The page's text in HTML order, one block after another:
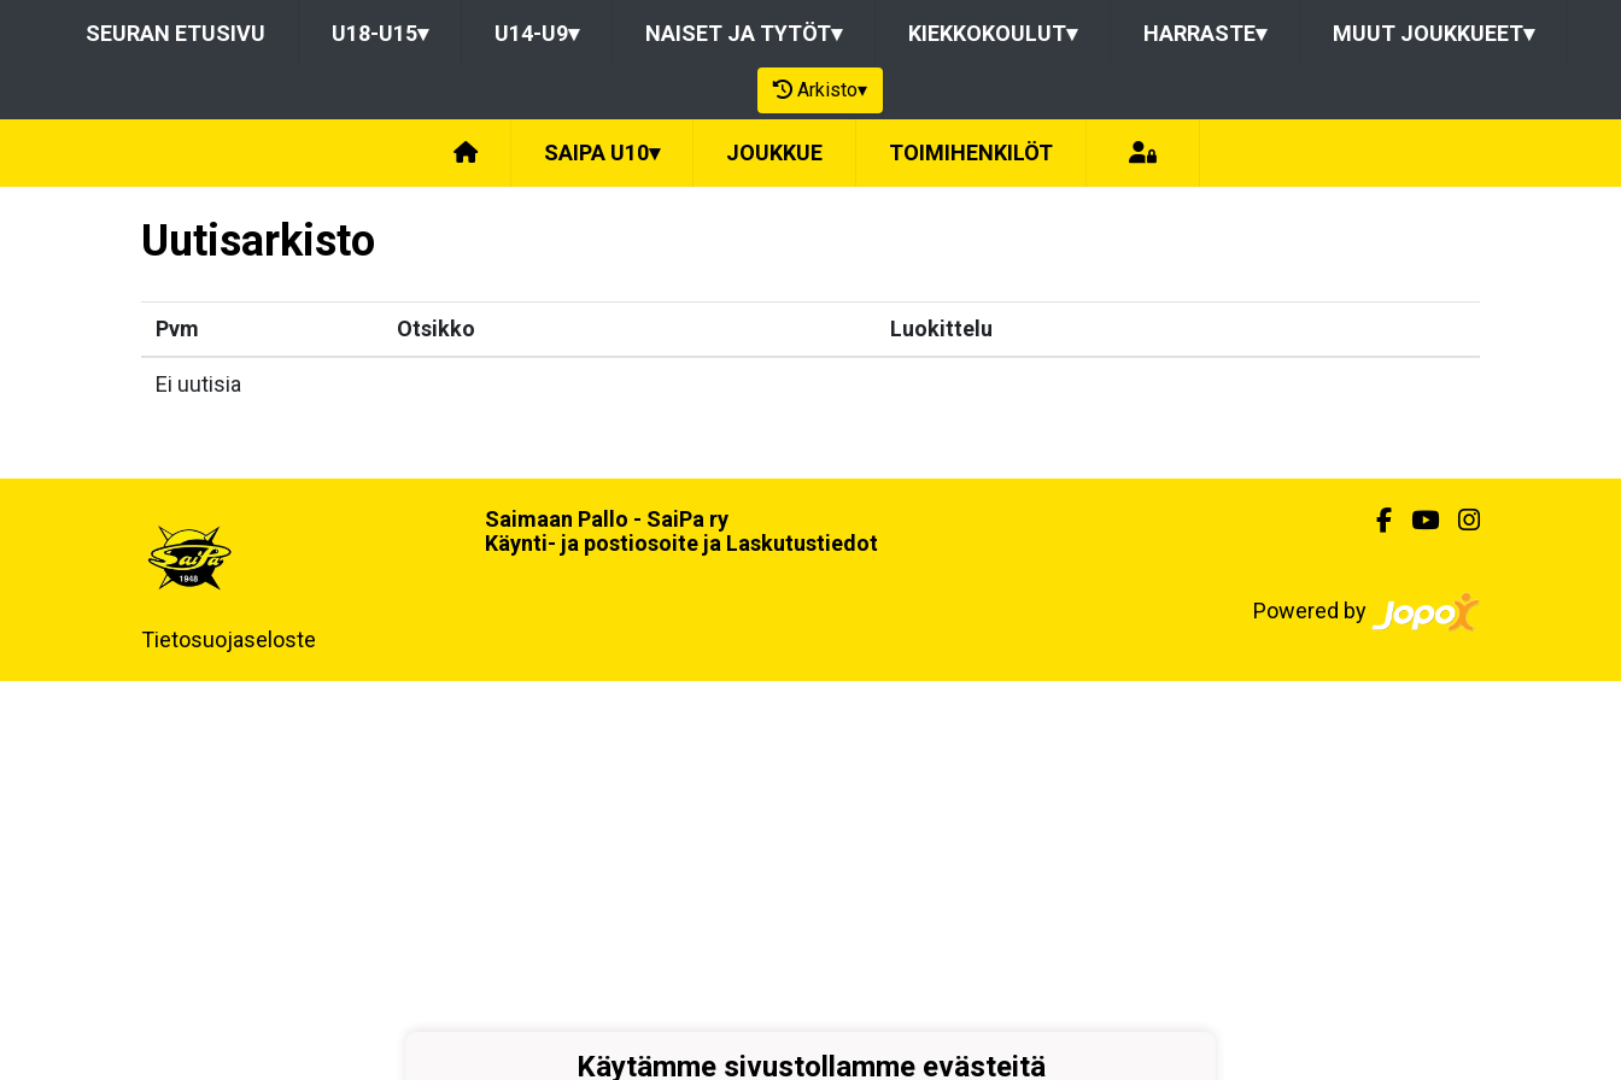
SEURAN ETUSIVU U18-U15▾ U14-U9▾ NAISET JA TYTÖT▾ KIEKKOKOULUT▾ HARRASTE▾ MUUT JOUKKUEET▾
Arkisto▾
SAIPA U10▾ JOUKKUE TOIMIHENKILÖT
Uutisarkisto
Pvm Otsikko Luokittelu
Ei uutisia
Tietosuojaseloste
Saimaan Pallo - SaiPa ry
Käynti- ja postiosoite ja Laskutustiedot
Powered by
Käytämme sivustollamme evästeitä